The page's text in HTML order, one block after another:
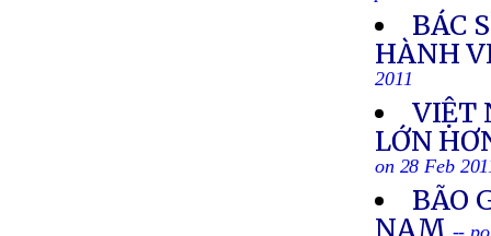
BÁC
HÀNH
2011
VIỆT
LỚN
on 28 Feb
BÃO
NAM --